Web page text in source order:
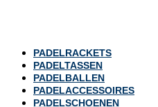
PADELRACKETS
PADELTASSEN
PADELBALLEN
PADELACCESSOIRES
PADELSCHOENEN